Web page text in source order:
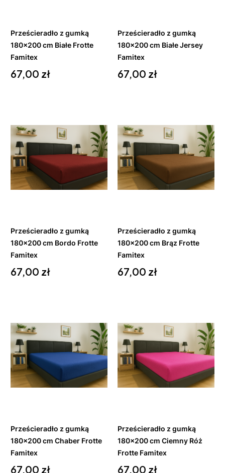
Prześcieradło z gumką
180x200 cm Białe Frotte
Famitex
Cena
67,00 zł
Prześcieradło z gumką
180x200 cm Białe Jersey
Famitex
Cena
67,00 zł
Prześcieradło z gumką
180x200 cm Bordo Frotte
Famitex
Cena
67,00 zł
Prześcieradło z gumką
180x200 cm Brąz Frotte
Famitex
Cena
67,00 zł
Prześcieradło z gumką
180x200 cm Chaber Frotte
Famitex
Cena
67,00 zł
Prześcieradło z gumką
180x200 cm Ciemny Róż
Frotte Famitex
Cena
67,00 zł